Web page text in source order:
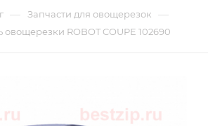
— Запчасти для овощерезок —
овощерезки ROBOT COUPE 102690